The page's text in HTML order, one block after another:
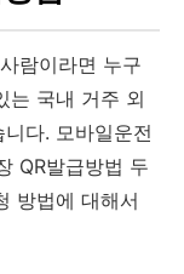
람이라면 누구
는 국내 거주 외
다. 모바일운전
QR발급방법 두
방법에 대해서